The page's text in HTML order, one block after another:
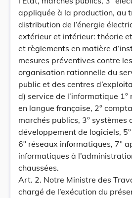
appliquée à la production, au
distribution de l’énergie
extérieur et intérieur: théorie
et règlements en matière
mesures préventives contre
organisation rationnelle du
public et des centres
d) service de l’informatique
en langue française, 2°
marchés publics, 3° systèmes
développement de logiciels,
6° réseaux informatiques, 7°
informatiques à
chaussées.
Art. 2. Notre Ministre des
chargé de l’exécution du